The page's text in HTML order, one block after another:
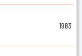
1983